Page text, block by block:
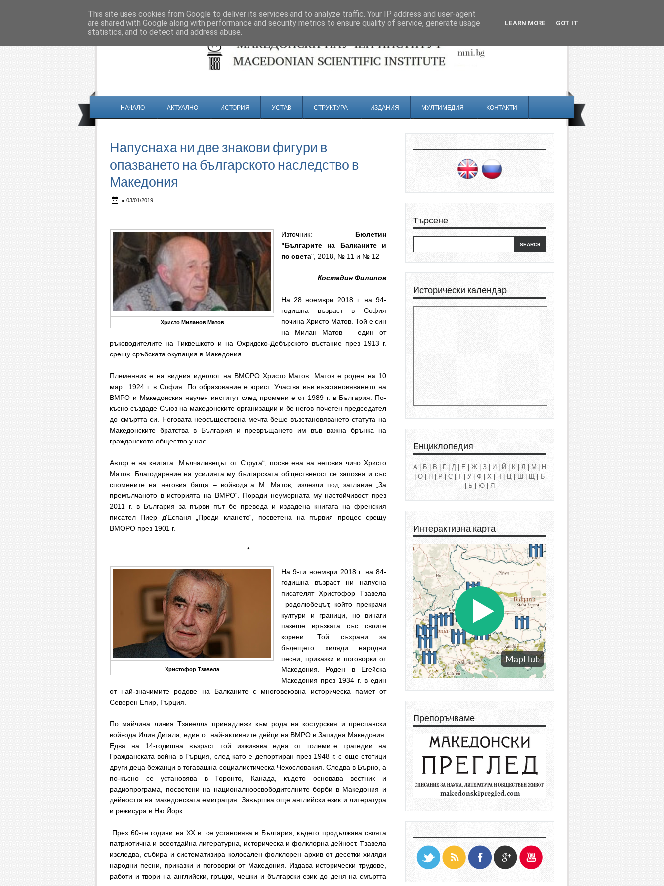
НАЧАЛО АКТУАЛНО ИСТОРИЯ УСТАВ СТРУКТУРА ИЗДАНИЯ МУЛТИМЕДИЯ КОНТАКТИ
Напуснаха ни две знакови фигури в
опазването на българското наследство в
Македония
● 03/01/2019
Христо Миланов Матов
Източник: Бюлетин
"Българите на Балканите и
по света", 2018, № 11 и № 12
Костадин Филипов
На 28 ноември 2018 г. на 94-
годишна възраст в София
почина Христо Матов. Той е син
на Милан Матов – един от
ръководителите на Тиквешкото и на Охридско-Дебърското въстание през 1913 г.
срещу сръбската окупация в Македония.
Племенник е на видния идеолог на ВМОРО Христо Матов. Матов е роден на 10
март 1924 г. в София. По образование е юрист. Участва във възстановяването на
ВМРО и Македонския научен институт след промените от 1989 г. в България. По-
късно създаде Съюз на македонските организации и бе негов почетен председател
до смъртта си. Неговата неосъществена мечта беше възстановяването статута на
Македонските братства в България и превръщането им във важна брънка на
гражданското общество у нас.
Автор е на книгата „Мълчаливецът от Струга“, посветена на неговия чичо Христо
Матов. Благодарение на усилията му българската общественост се запозна и със
спомените на неговия баща – войводата М. Матов, излезли под заглавие „За
премълчаното в историята на ВМРО“. Поради неуморната му настойчивост през
2011 г. в България за първи път бе преведа и издадена книгата на френския
писател Пиер д'Еспаня „Преди клането“, посветена на първия процес срещу
ВМОРО през 1901 г.
*
Христофор Тзавела
На 9-ти ноември 2018 г. на 84-
годишна възраст ни напусна
писателят Христофор Тзавела
–родолюбецът, който прекрачи
култури и граници, но винаги
пазеше връзката със своите
корени. Той съхрани за
бъдещето хиляди народни
песни, приказки и поговорки от
Македония. Роден в Егейска
Македония през 1934 г. в един
от най-значимите родове на Балканите с многовековна историческа памет от
Северен Епир, Гърция.
По майчина линия Тзавелла принадлежи към рода на костурския и преспански
войвода Илия Дигала, един от най-активните дейци на ВМРО в Западна Македония.
Едва на 14-годишна възраст той изживява една от големите трагедии на
Гражданската война в Гърция, след като е депортиран през 1948 г. с още стотици
други деца бежанци в тогавашна социалистическа Чехословакия. Следва в Бърно, а
по-късно се установява в Торонто, Канада, където основава вестник и
радиопрограма, посветени на националноосвободителните борби в Македония и
дейността на македонската емиграция. Завършва още английски език и литература
и режисура в Ню Йорк.
През 60-те години на ХХ в. се установява в България, където продължава своята
патриотична и всеотдайна литературна, историческа и фолклорна дейност. Тзавела
изследва, събира и систематизира колосален фолклорен архив от десетки хиляди
народни песни, приказки и поговорки от Македония. Издава исторически трудове,
работи и твори на английски, гръцки, чешки и български език до деня на смъртта
Търсене
Исторически календар
Енциклопедия
А Б В Г Д Е Ж З И Й К Л М
Н
О П Р С Т У Ф Х Ч Ц Ш Щ
Ъ
Ь Ю Я
Интерактивна карта
Препоръчваме
This site uses cookies from Google to deliver its services and to analyze traffic. Your IP address and user-agent
are shared with Google along with performance and security metrics to ensure quality of service, generate usage
statistics, and to detect and address abuse.
LEARN MORE GOT IT